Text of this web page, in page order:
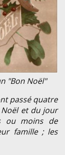
"Bon Noël"
passé quatre
Noël et du jour
ou moins de
famille ; les